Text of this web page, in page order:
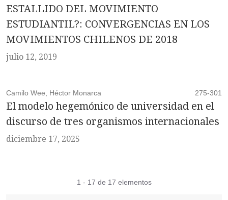
ESTALLIDO DEL MOVIMIENTO
ESTUDIANTIL?: CONVERGENCIAS EN LOS
MOVIMIENTOS CHILENOS DE 2018
julio 12, 2019
Camilo Wee, Héctor Monarca 275-301
El modelo hegemónico de universidad en el
discurso de tres organismos internacionales
diciembre 17, 2025
1 - 17 de 17 elementos